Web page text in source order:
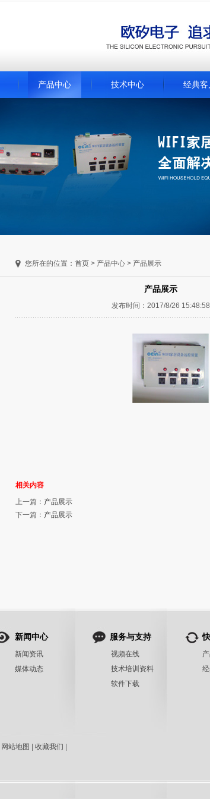
产品中心 技术中心 经典客
您所在的位置： 首页> 产品中心 > 产品展示
产品展示
发布时间：2017/8/26 15:48:58
相关内容
上一篇： 产品展示
下一篇： 产品展示
新闻中心
新闻资讯
媒体动态
服务与支持
视频在线
技术培训资料
软件下载
网站地图 收藏我们